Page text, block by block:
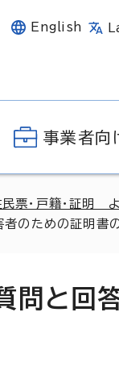
English
事業者向
民票・戸籍・証明
害者のための証
問と回